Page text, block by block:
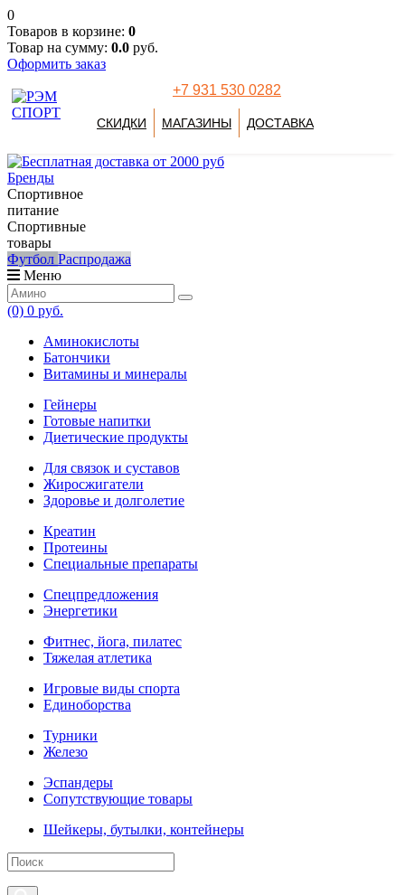
0
Товаров в корзине: 0
Товар на сумму: 0.0 руб.
Оформить заказ
+7 931 530 0282
СКИДКИ МАГАЗИНЫ ДОСТАВКА
Бренды
Спортивное
питание
Спортивные
товары
Футбол Распродажа
Меню
(0) 0 руб.
Аминокислоты
Батончики
Витамины и минералы
Гейнеры
Готовые напитки
Диетические продукты
Для связок и суставов
Жиросжигатели
Здоровье и долголетие
Креатин
Протеины
Специальные препараты
Спецпредложения
Энергетики
Фитнес, йога, пилатес
Тяжелая атлетика
Игровые виды спорта
Единоборства
Турники
Железо
Эспандеры
Сопутствующие товары
Шейкеры, бутылки, контейнеры